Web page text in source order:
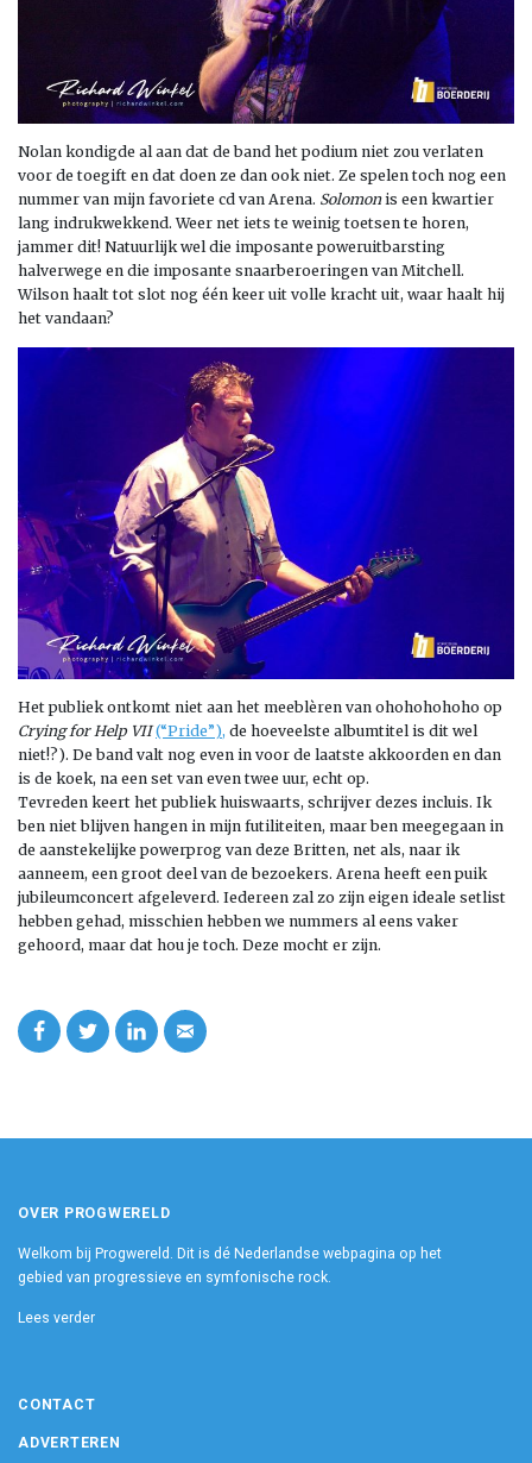
Nolan kondigde al aan dat de band het podium niet zou verlaten
voor de toegift en dat doen ze dan ook niet. Ze spelen toch nog een
nummer van mijn favoriete cd van Arena. Solomonis een kwartier
lang indrukwekkend. Weer net iets te weinig toetsen te horen,
jammer dit! Natuurlijk wel die imposante poweruitbarsting
halverwege en die imposante snaarberoeringen van Mitchell.
Wilson haalt tot slot nog één keer uit volle kracht uit, waar haalt hij
het vandaan?
Het publiek ontkomt niet aan het meeblèren van ohohohohoho op
Crying for Help VII (“Pride”), de hoeveelste albumtitel is dit wel
niet!?). De band valt nog even in voor de laatste akkoorden en dan
is de koek, na een set van even twee uur, echt op.
Tevreden keert het publiek huiswaarts, schrijver dezes incluis. Ik
ben niet blijven hangen in mijn futiliteiten, maar ben meegegaan in
de aanstekelijke powerprog van deze Britten, net als, naar ik
aanneem, een groot deel van de bezoekers. Arena heeft een puik
jubileumconcert afgeleverd. Iedereen zal zo zijn eigen ideale setlist
hebben gehad, misschien hebben we nummers al eens vaker
gehoord, maar dat hou je toch. Deze mocht er zijn.
OVER PROGWERELD
Welkom bij Progwereld. Dit is dé Nederlandse webpagina op het
gebied van progressieve en symfonische rock.
Lees verder
CONTACT
ADVERTEREN